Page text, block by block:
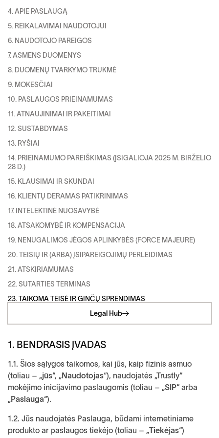
4. APIE PASLAUGĄ
5. REIKALAVIMAI NAUDOTOJUI
6. NAUDOTOJO PAREIGOS
7. ASMENS DUOMENYS
8. DUOMENŲ TVARKYMO TRUKMĖ
9. MOKESČIAI
10. PASLAUGOS PRIEINAMUMAS
11. ATNAUJINIMAI IR PAKEITIMAI
12. SUSTABDYMAS
13. RYŠIAI
14. PRIEINAMUMO PAREIŠKIMAS (ĮSIGALIOJA 2025 M. BIRŽELIO
28 D.)
15. KLAUSIMAI IR SKUNDAI
16. KLIENTŲ DERAMAS PATIKRINIMAS
17. INTELEKTINĖ NUOSAVYBĖ
18. ATSAKOMYBĖ IR KOMPENSACIJA
19. NENUGALIMOS JĖGOS APLINKYBĖS (FORCE MAJEURE)
20. TEISIŲ IR (ARBA) ĮSIPAREIGOJIMŲ PERLEIDIMAS
21. ATSKIRIAMUMAS
22. SUTARTIES TERMINAS
23. TAIKOMA TEISĖ IR GINČŲ SPRENDIMAS
Legal Hub
1. BENDRASIS ĮVADAS
1.1. Šios sąlygos taikomos, kai jūs, kaip fizinis asmuo
(toliau – „jūs“, „Naudotojas“), naudojatės „Trustly“
mokėjimo inicijavimo paslaugomis (toliau – „SIP“ arba
„Paslauga“).
1.2. Jūs naudojatės Paslauga, būdami internetiniame
produkto ar paslaugos tiekėjo (toliau – „Tiekėjas“)